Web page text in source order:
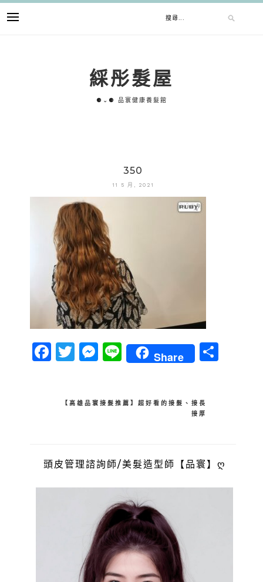
關
綵彤髮屋
⚈⌄⚈ 品寰健康養髮館
350
11 5 月, 2021
Facebook
Twitter
Messenger
LineShare
分
【高雄品寰接髮推薦】超好看的接髮、接長
接厚
頭皮管理諮詢師/美髮造型師【品寰】ღ